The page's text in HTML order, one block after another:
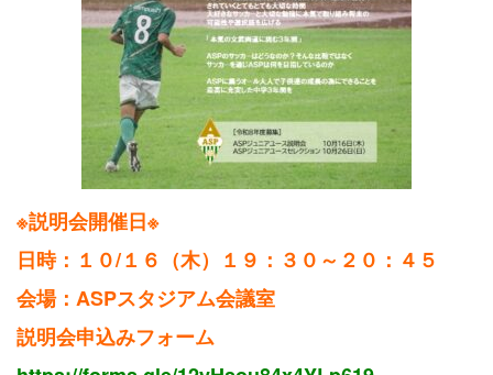
※説明会開催日※
日時：１０/１６（木）１９：３０～２０：４５
会場：ASPスタジアム会議室
説明会申込みフォーム